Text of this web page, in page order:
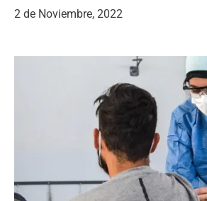
2 de Noviembre, 2022